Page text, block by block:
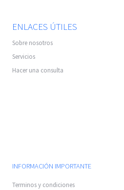
ENLACES ÚTILES
Sobre nosotros
Servicios
Hacer una consulta
INFORMACIÓN IMPORTANTE
Terminos y condiciones